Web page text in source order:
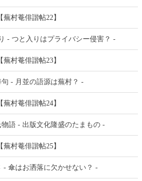
【蕪村菴俳諧帖22】
- つと入りはプライバシー侵害？ -
【蕪村菴俳諧帖23】
句 - 月並の語源は蕪村？ -
【蕪村菴俳諧帖24】
語 - 出版文化隆盛のたまもの -
【蕪村菴俳諧帖25】
- 傘はお洒落に欠かせない？ -